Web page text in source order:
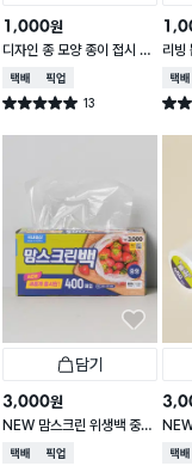
1,000원
디자인 종 모양 종이 접시 18
cm 10개입
택배배송매장픽업
별점 5.0점 13
건 작성
리빙
0매
택배
별점
담기
3,000원
NEW 맘스크린 위생백 중형
400매입
택배배송매장픽업
50
택배